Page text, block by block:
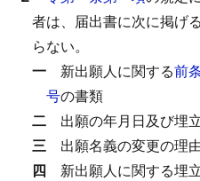
者は、届出書に次に掲げ
らない。
一 新出願人に関する前
号の書類
二 出願の年月日及び埋
三 出願名義の変更の理
四 新出願人に関する埋